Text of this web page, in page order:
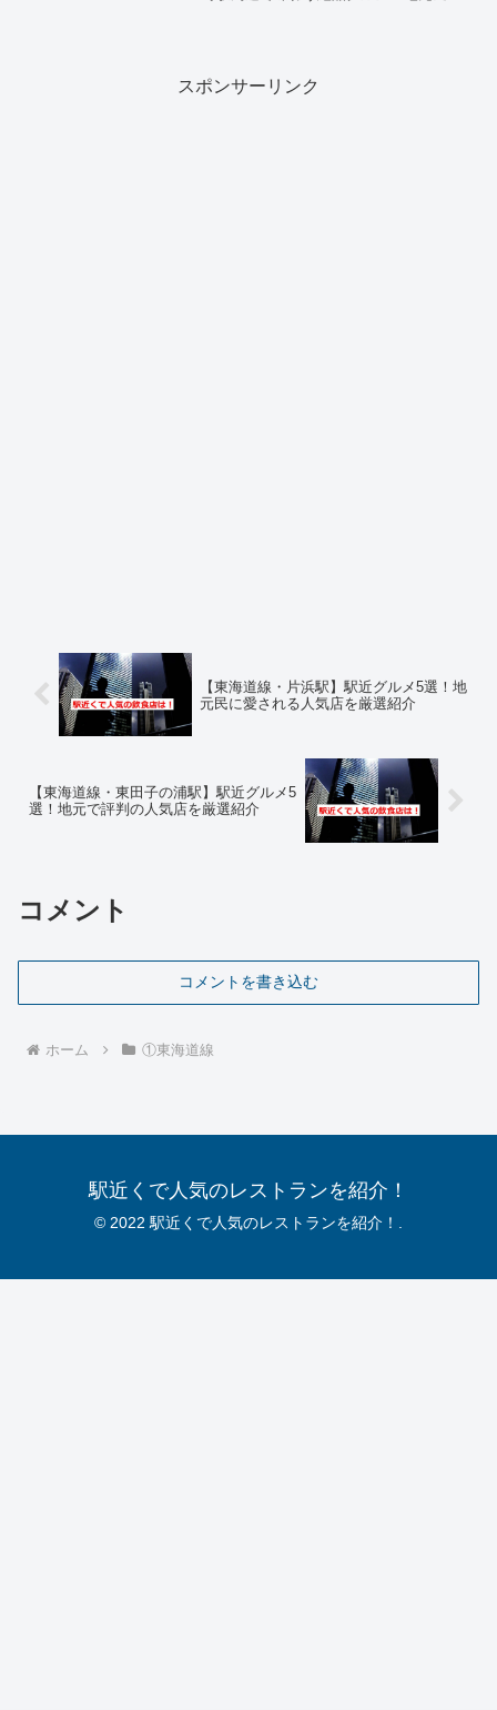
スポンサーリンク
【東海道線・片浜駅】駅近グルメ5選！地
元民に愛される人気店を厳選紹介
【東海道線・東田子の浦駅】駅近グルメ5
選！地元で評判の人気店を厳選紹介
コメント
コメントを書き込む
ホーム ①東海道線
駅近くで人気のレストランを紹介！
© 2022 駅近くで人気のレストランを紹介！.